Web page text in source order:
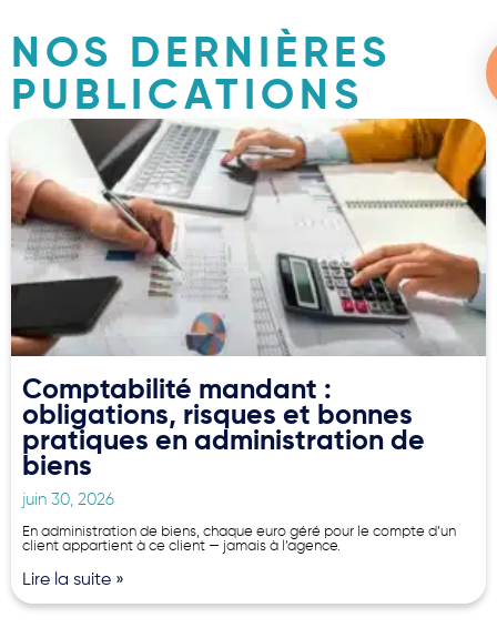
NOS DERNIÈRES
PUBLICATIONS
Comptabilité mandant :
obligations, risques et bonnes
pratiques en administration de
biens
juin 30, 2026
En administration de biens, chaque euro géré pour le compte d’un
client appartient à ce client — jamais à l’agence.
Lire la suite »